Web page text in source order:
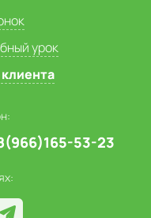
урок
53-23